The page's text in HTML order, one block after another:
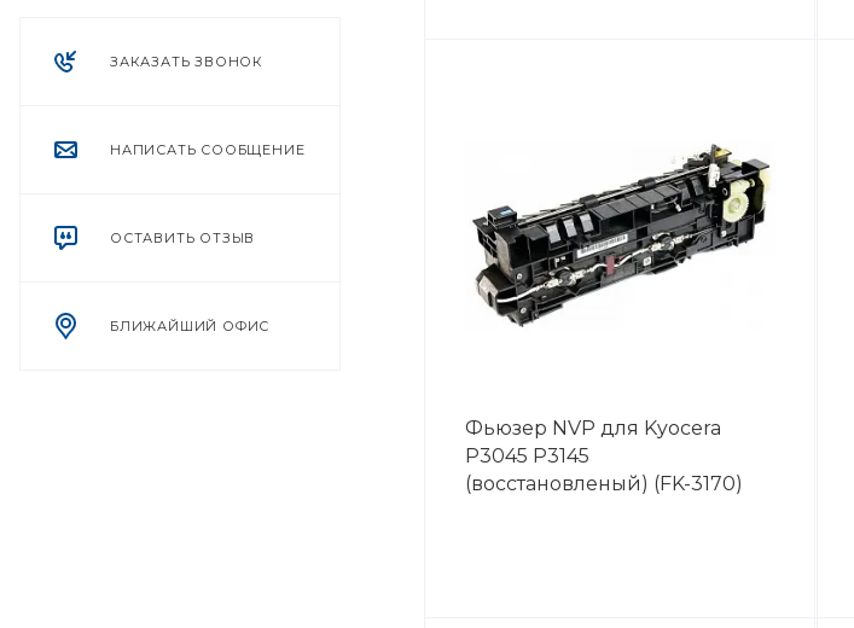
ЗАКАЗАТЬ ЗВОНОК
НАПИСАТЬ СООБЩЕНИЕ
ОСТАВИТЬ ОТЗЫВ
БЛИЖАЙШИЙ ОФИС
Фьюзер NVP для Kyocera
P3045 P3145
(восстановленый) (FK-3170)